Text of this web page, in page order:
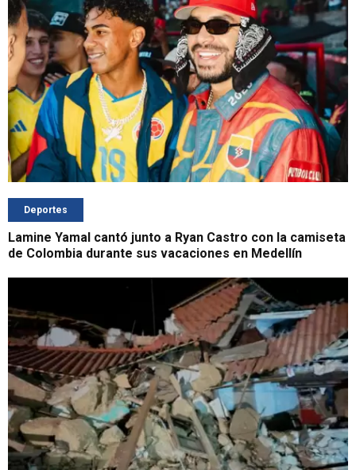
Deportes
Lamine Yamal cantó junto a Ryan Castro con la camiseta
de Colombia durante sus vacaciones en Medellín